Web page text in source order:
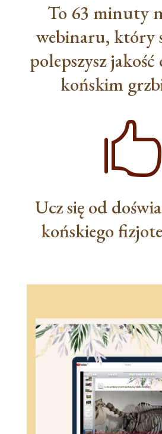
To 63 minuty
webinaru, który
polepszysz
końskim

Ucz się od
końskiego